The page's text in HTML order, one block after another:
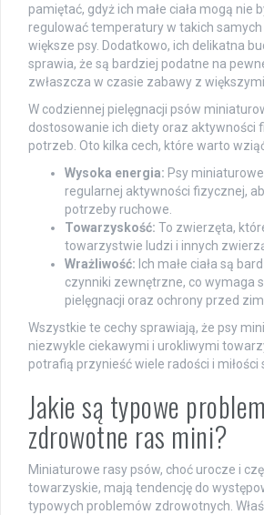
pamiętać, gdyż ich małe ciała mogą nie
regulować temperatury w takich
większe psy. Dodatkowo, ich delikatna
sprawia, że są bardziej podatne na
zwłaszcza w czasie zabawy z
W codziennej pielęgnacji psów
dostosowanie ich diety oraz aktywności
potrzeb. Oto kilka cech, które warto
Wysoka energia: Psy
regularnej aktywności fizycznej,
potrzeby ruchowe.
Towarzyskość: To zwierzęta,
towarzystwie ludzi i innych
Wrażliwość: Ich małe ciała są
czynniki zewnętrzne, co wymaga
pielęgnacji oraz ochrony przed
Wszystkie te cechy sprawiają, że psy
niezwykle ciekawymi i urokliwymi
potrafią przynieść wiele radości i miłości
Jakie są typowe
zdrowotne ras mini?
Miniaturowe rasy psów, choć urocze i
towarzyskie, mają tendencję do
typowych problemów zdrowotnych.